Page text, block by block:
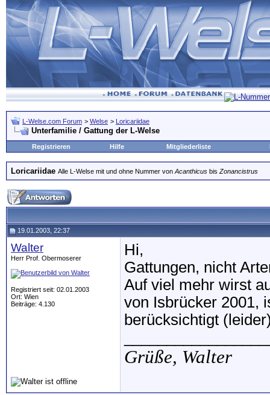
L-Welse.com Forum > Welse > Loricariidae
Unterfamilie / Gattung der L-Welse
Registrieren Hilfe Mitgliederliste
Loricariidae Alle L-Welse mit und ohne Nummer von Acanthicus bis Zonancistrus
19.01.2003, 22:37
Walter
Herr Prof. Obermoserer
Registriert seit: 02.01.2003
Ort: Wien
Beiträge: 4.130
Hi,
Gattungen, nicht
Auf viel mehr wirst
von Isbrücker 2001,
berücksichtigt
Grüße, Walter